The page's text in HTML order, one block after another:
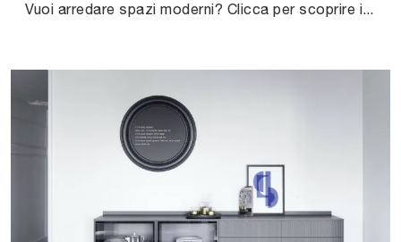
Vuoi arredare spazi moderni? Clicca per scoprire il pensile Box 18 10 in metallo della firma Novamobili!